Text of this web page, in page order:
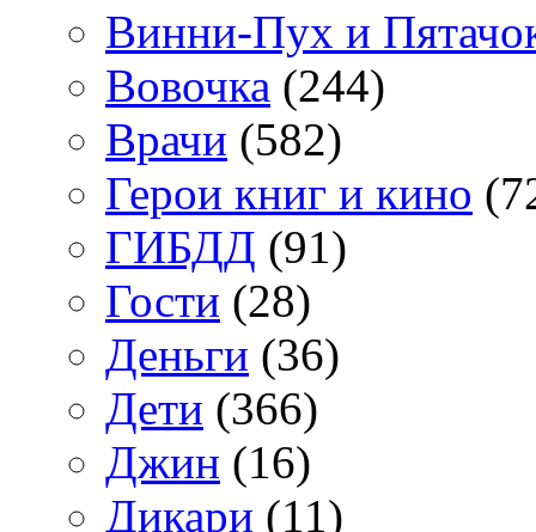
Винни-Пух и
Вовочка (244)
Врачи (582)
Герои книг и кино
ГИБДД (91)
Гости (28)
Деньги (36)
Дети (366)
Джин (16)
Дикари (11)